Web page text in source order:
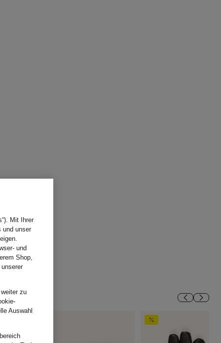
Mit Ihrer
und unser
und
Shop,
zu
Auswahl